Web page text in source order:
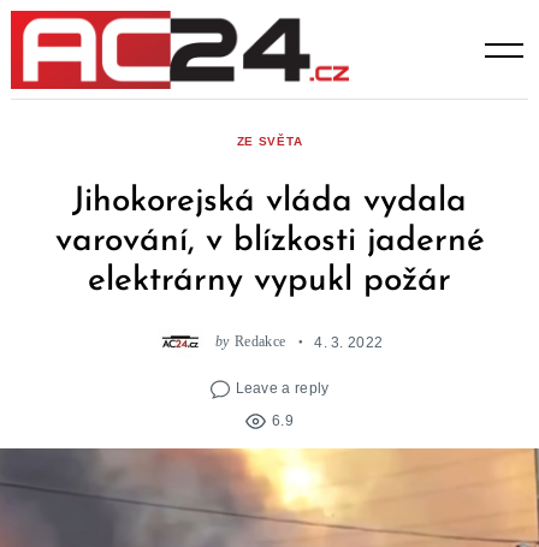
Skip
content
ZE SVĚTA
Jihokorejská vláda vydala
varování, v blízkosti jaderné
elektrárny vypukl požár
by Redakce 4. 3. 2022
Leave a reply
6.9